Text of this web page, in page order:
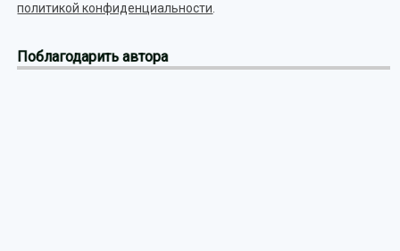
политикой конфиденциальности
Поблагодарить автора